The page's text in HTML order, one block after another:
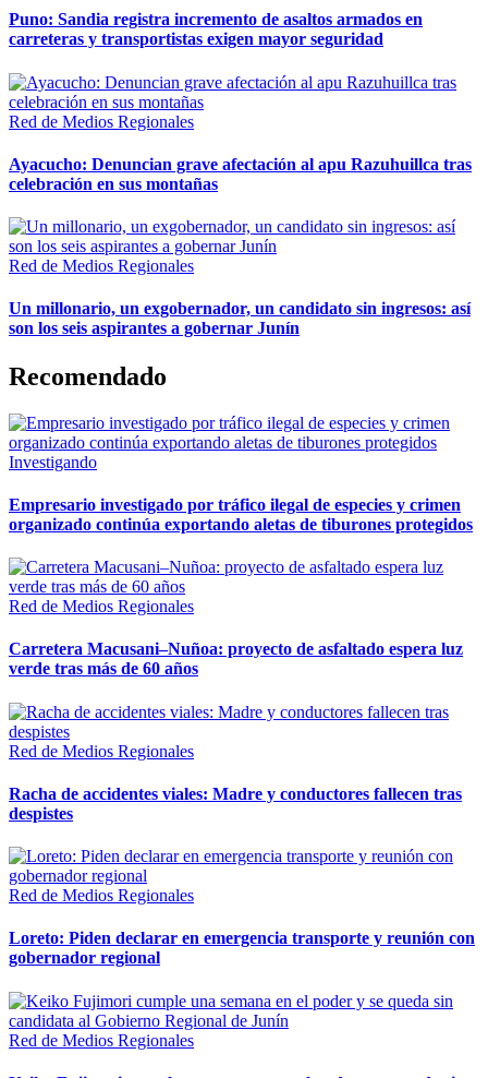
Puno: Sandia registra incremento de asaltos armados en
carreteras y transportistas exigen mayor seguridad
Red de Medios Regionales
Ayacucho: Denuncian grave afectación al apu Razuhuillca tras
celebración en sus montañas
Red de Medios Regionales
Un millonario, un exgobernador, un candidato sin ingresos: así
son los seis aspirantes a gobernar Junín
Recomendado
Investigando
Empresario investigado por tráfico ilegal de especies y crimen
organizado continúa exportando aletas de tiburones protegidos
Red de Medios Regionales
Carretera Macusani–Nuñoa: proyecto de asfaltado espera luz
verde tras más de 60 años
Red de Medios Regionales
Racha de accidentes viales: Madre y conductores fallecen tras
despistes
Red de Medios Regionales
Loreto: Piden declarar en emergencia transporte y reunión con
gobernador regional
Red de Medios Regionales